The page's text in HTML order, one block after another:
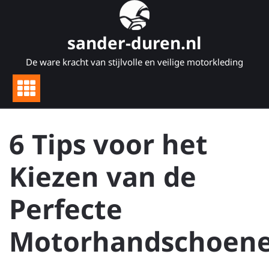
sander-duren.nl
De ware kracht van stijlvolle en veilige motorkleding
6 Tips voor het
Kiezen van de
Perfecte